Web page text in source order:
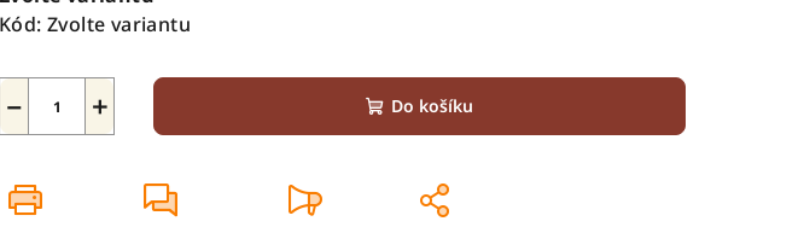
Kód: Zvolte variantu
+
− Do košíku